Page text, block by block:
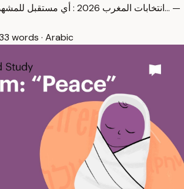
انتخابات المغرب 2026 : أي
words · Arabic